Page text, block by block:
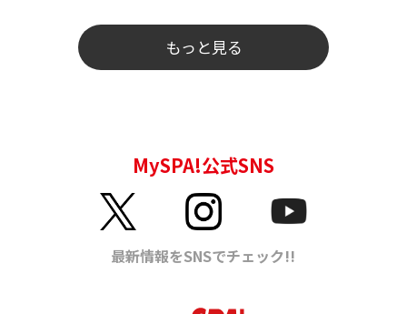
もっと見る